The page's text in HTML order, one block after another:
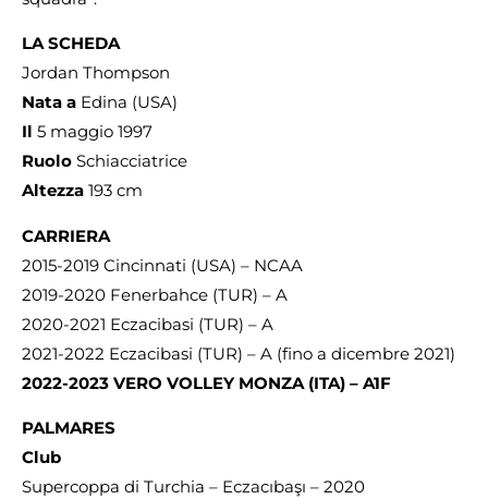
LA SCHEDA
Jordan Thompson
Nata a Edina (USA)
Il 5 maggio 1997
Ruolo Schiacciatrice
Altezza 193 cm
CARRIERA
2015-2019 Cincinnati (USA) – NCAA
2019-2020 Fenerbahce (TUR) – A
2020-2021 Eczacibasi (TUR) – A
2021-2022 Eczacibasi (TUR) – A (fino a dicembre 2021)
2022-2023 VERO VOLLEY MONZA (ITA) – A1F
PALMARES
Club
Supercoppa di Turchia – Eczacıbaşı – 2020